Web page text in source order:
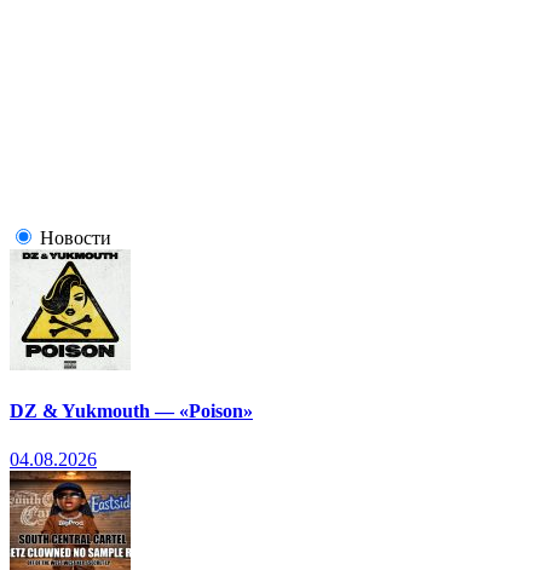
Новости
DZ & Yukmouth — «Poison»
04.08.2026